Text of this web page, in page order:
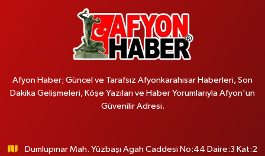
Afyon Haber; Güncel ve Tarafsız Afyonkarahisar Haberleri, Son
Dakika Gelişmeleri, Köşe Yazıları ve Haber Yorumlarıyla Afyon'un
Güvenilir Adresi.
Dumlupınar Mah. Yüzbaşı Agah Caddesi No:44 Daire:3 Kat:2